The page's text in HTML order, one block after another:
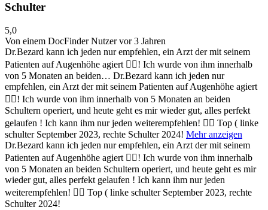
Schulter
5,0
Von einem DocFinder Nutzervor 3 Jahren
Dr.Bezard kann ich jeden nur empfehlen, ein Arzt der mit seinem
Patienten auf Augenhöhe agiert 👍🏻! Ich wurde von ihm innerhalb
von 5 Monaten an beiden… Dr.Bezard kann ich jeden nur
empfehlen, ein Arzt der mit seinem Patienten auf Augenhöhe agiert
👍🏻! Ich wurde von ihm innerhalb von 5 Monaten an beiden
Schultern operiert, und heute geht es mir wieder gut, alles perfekt
gelaufen ! Ich kann ihm nur jeden weiterempfehlen! 👍🏻 Top ( linke
schulter September 2023, rechte Schulter 2024! Mehr anzeigen
Dr.Bezard kann ich jeden nur empfehlen, ein Arzt der mit seinem
Patienten auf Augenhöhe agiert 👍🏻! Ich wurde von ihm innerhalb
von 5 Monaten an beiden Schultern operiert, und heute geht es mir
wieder gut, alles perfekt gelaufen ! Ich kann ihm nur jeden
weiterempfehlen! 👍🏻 Top ( linke schulter September 2023, rechte
Schulter 2024!